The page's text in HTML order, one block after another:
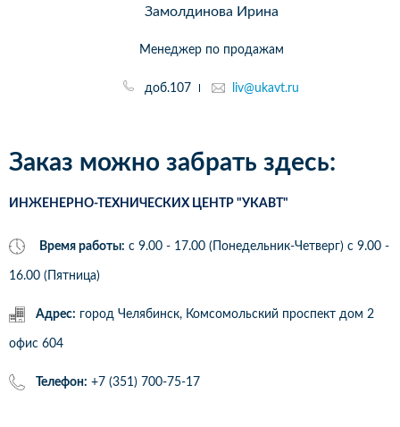
Замолдинова Ирина
Менеджер по продажам
доб.107 liv@ukavt.ru
Заказ можно забрать здесь:
ИНЖЕНЕРНО-ТЕХНИЧЕСКИХ ЦЕНТР "УКАВТ"
Время работы: с 9.00 - 17.00 (Понедельник-Четверг) c 9.00 -
16.00 (Пятница)
Адрес: город Челябинск, Комсомольский проспект дом 2
офис 604
Телефон: +7 (351) 700-75-17